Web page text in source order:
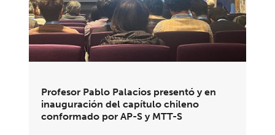
Profesor Pablo Palacios presentó y en
inauguración del capítulo chileno
conformado por AP-S y MTT-S